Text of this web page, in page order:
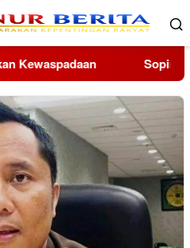
Diringkus, Diduga Curi